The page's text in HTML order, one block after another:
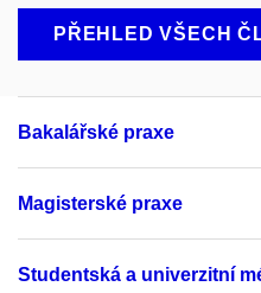
PŘEHLED VŠECH
Bakalářské praxe
Magisterské praxe
Studentská a univerzitní